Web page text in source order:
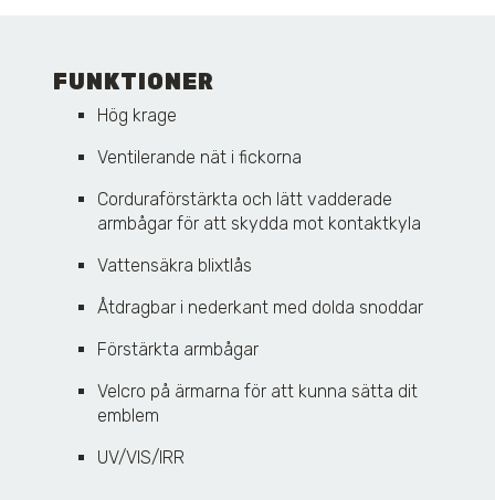
FUNKTIONER
Hög krage
Ventilerande nät i fickorna
Corduraförstärkta och lätt vadderade
armbågar för att skydda mot kontaktkyla
Vattensäkra blixtlås
Åtdragbar i nederkant med dolda snoddar
Förstärkta armbågar
Velcro på ärmarna för att kunna sätta dit
emblem
UV/VIS/IRR